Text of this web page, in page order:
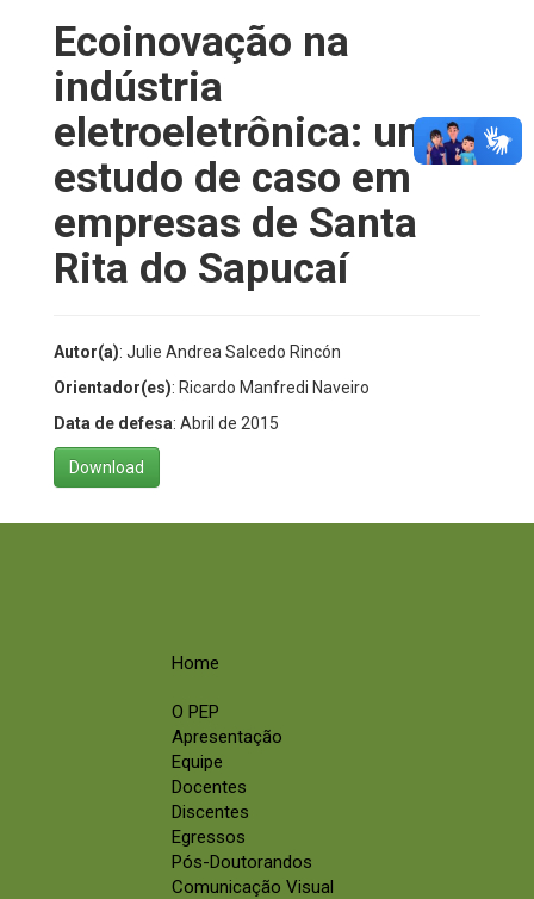
Ecoinovação na
indústria
eletroeletrônica: um
estudo de caso em
empresas de Santa
Rita do Sapucaí
Autor(a): Julie Andrea Salcedo Rincón
Orientador(es): Ricardo Manfredi Naveiro
Data de defesa: Abril de 2015
Download
Home
O PEP
Apresentação
Equipe
Docentes
Discentes
Egressos
Pós-Doutorandos
Comunicação Visual